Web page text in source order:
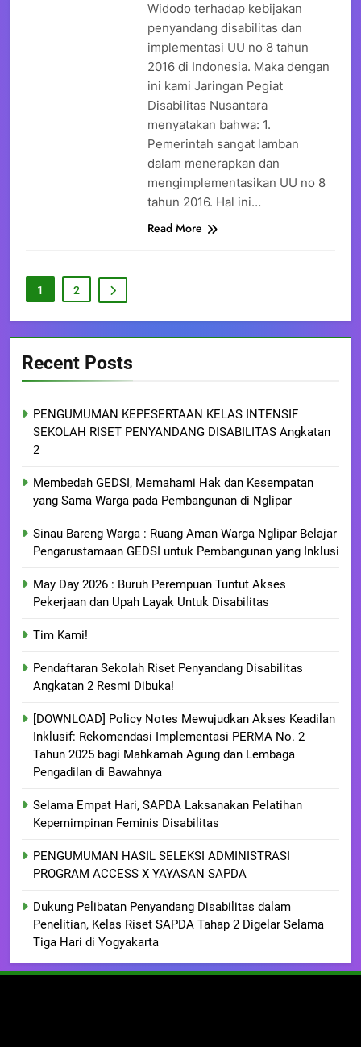
Widodo terhadap kebijakan
penyandang disabilitas dan
implementasi UU no 8 tahun
2016 di Indonesia. Maka dengan
ini kami Jaringan Pegiat
Disabilitas Nusantara
menyatakan bahwa: 1.
Pemerintah sangat lamban
dalam menerapkan dan
mengimplementasikan UU no 8
tahun 2016. Hal ini…
Read More
1 2
Recent Posts
PENGUMUMAN KEPESERTAAN KELAS INTENSIF
SEKOLAH RISET PENYANDANG DISABILITAS Angkatan
2
Membedah GEDSI, Memahami Hak dan Kesempatan
yang Sama Warga pada Pembangunan di Nglipar
Sinau Bareng Warga : Ruang Aman Warga Nglipar Belajar
Pengarustamaan GEDSI untuk Pembangunan yang Inklusi
May Day 2026 : Buruh Perempuan Tuntut Akses
Pekerjaan dan Upah Layak Untuk Disabilitas
Tim Kami!
Pendaftaran Sekolah Riset Penyandang Disabilitas
Angkatan 2 Resmi Dibuka!
[DOWNLOAD] Policy Notes Mewujudkan Akses Keadilan
Inklusif: Rekomendasi Implementasi PERMA No. 2
Tahun 2025 bagi Mahkamah Agung dan Lembaga
Pengadilan di Bawahnya
Selama Empat Hari, SAPDA Laksanakan Pelatihan
Kepemimpinan Feminis Disabilitas
PENGUMUMAN HASIL SELEKSI ADMINISTRASI
PROGRAM ACCESS X YAYASAN SAPDA
Dukung Pelibatan Penyandang Disabilitas dalam
Penelitian, Kelas Riset SAPDA Tahap 2 Digelar Selama
Tiga Hari di Yogyakarta